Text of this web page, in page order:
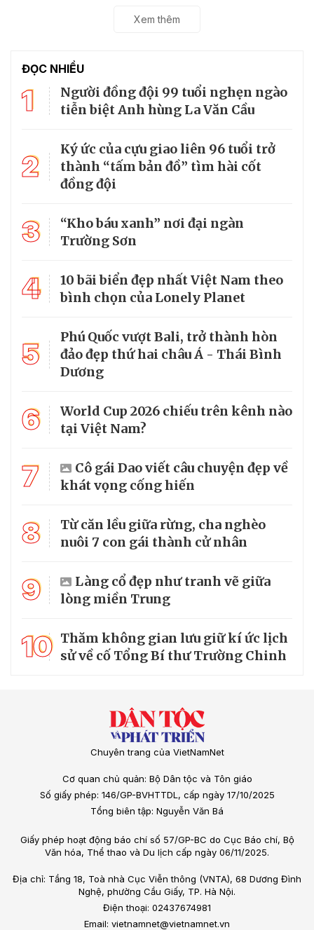
Xem thêm
ĐỌC NHIỀU
1
Người đồng đội 99 tuổi nghẹn ngào
tiễn biệt Anh hùng La Văn Cầu
2
Ký ức của cựu giao liên 96 tuổi trở
thành “tấm bản đồ” tìm hài cốt
đồng đội
3
“Kho báu xanh” nơi đại ngàn
Trường Sơn
4
10 bãi biển đẹp nhất Việt Nam theo
bình chọn của Lonely Planet
5
Phú Quốc vượt Bali, trở thành hòn
đảo đẹp thứ hai châu Á - Thái Bình
Dương
6
World Cup 2026 chiếu trên kênh nào
tại Việt Nam?
7
Cô gái Dao viết câu chuyện đẹp về
khát vọng cống hiến
8
Từ căn lều giữa rừng, cha nghèo
nuôi 7 con gái thành cử nhân
9
Làng cổ đẹp như tranh vẽ giữa
lòng miền Trung
10 Thăm không gian lưu giữ kí ức lịch
sử về cố Tổng Bí thư Trường Chinh
Chuyên trang của VietNamNet
Cơ quan chủ quản: Bộ Dân tộc và Tôn giáo
Số giấy phép: 146/GP-BVHTTDL, cấp ngày 17/10/2025
Tổng biên tập: Nguyễn Văn Bá
Giấy phép hoạt động báo chí số 57/GP-BC do Cục Báo chí, Bộ
Văn hóa, Thể thao và Du lịch cấp ngày 06/11/2025.
Địa chỉ: Tầng 18, Toà nhà Cục Viễn thông (VNTA), 68 Dương Đình
Nghệ, phường Cầu Giấy, TP. Hà Nội.
Điện thoại: 02437674981
Email: vietnamnet@vietnamnet.vn